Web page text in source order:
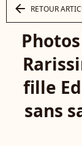
arrow_left RETOUR
fille
sans